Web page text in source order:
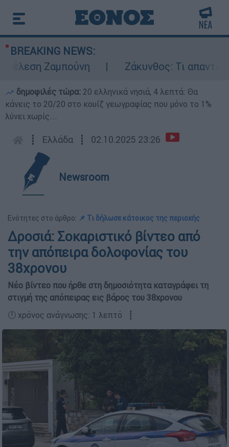
BREAKING NEWS:
Ζαμπούνη
Ζάκυνθος: Τι απαντά η
δημοφιλές τώρα: 20 ελληνικά νησιά, 4 λεπτά: Θα
κάνεις το 20/20 στο κουίζ γεωγραφίας που μόνο το 1%
λύνει χωρίς...
┋ Ελλάδα ┋ 02.10.2025 23:26
Newsroom
Ενότητες στο άρθρο: 📌 Τι δήλωσε κάτοικος της περιοχής
Δροσιά: Σοκαριστικό βίντεο από
την απόπειρα δολοφονίας του
38χρονου
Νέο βίντεο που ήρθε στη δημοσιότητα καταγράφει τη
στιγμή της απόπειρας εις βάρος του 38χρονου
🕛 χρόνος ανάγνωσης: 1 λεπτό ┋